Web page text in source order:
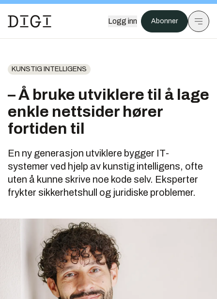
Logg inn Abonner
KUNSTIG INTELLIGENS
– Å bruke utviklere til å lage
enkle nettsider hører
fortiden til
En ny generasjon utviklere bygger IT-
systemer ved hjelp av kunstig intelligens, ofte
uten å kunne skrive noe kode selv. Eksperter
frykter sikkerhetshull og juridiske problemer.